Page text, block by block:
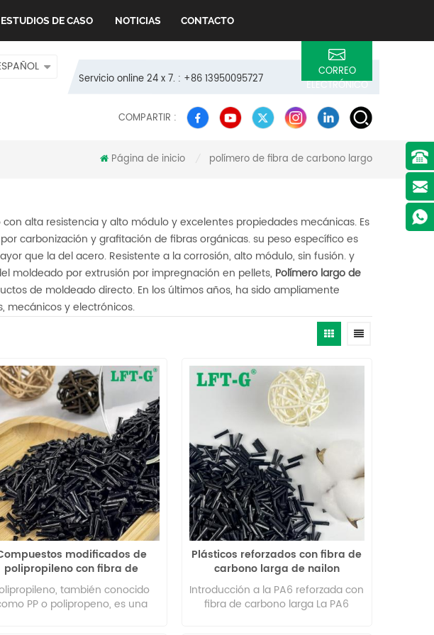
ESTUDIOS DE CASO NOTICIAS CONTACTO
Servicio online 24 x 7. : +86 13950095727
CORREO
ELECTRÓNICO
COMPARTIR :
Página de inicio polímero de fibra de carbono largo
alta resistencia y alto módulo y excelentes propiedades mecánicas. Es
carbonización y grafitación de fibras orgánicas. su peso específico es
que la del acero. Resistente a la corrosión, alto módulo, sin fusión. y
moldeado por extrusión por impregnación en pellets, Polímero largo de
de moldeado directo. En los últimos años, ha sido ampliamente
mecánicos y electrónicos.
modificados de
polipropileno con fibra de
carbono larga
también conocido
PP o polipropeno, es una
Plásticos reforzados con fibra de
carbono larga de nailon
poliamida 6
Introducción a la PA6 reforzada con
fibra de carbono larga La PA6